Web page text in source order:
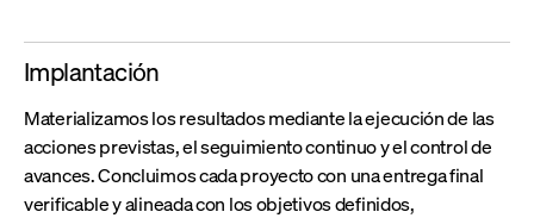
Implantación
Materializamos los resultados mediante la ejecución de las
acciones previstas, el seguimiento continuo y el control de
avances. Concluimos cada proyecto con una entrega final
verificable y alineada con los objetivos definidos,